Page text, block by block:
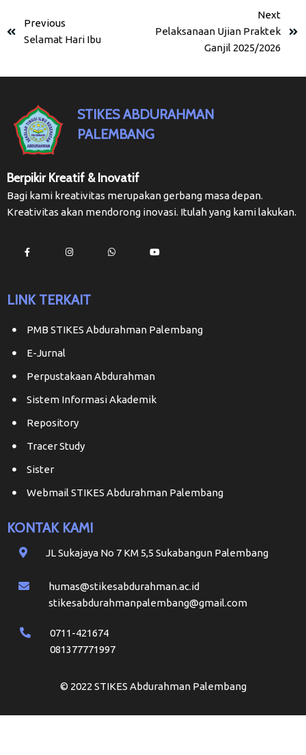
Previous
Selamat Hari Ibu
Next
Pelaksanaan Ujian Praktek
Ganjil 2025/2026
STIKES ABDURAHMAN
PALEMBANG
Berpikir Kreatif & Inovatif
Bagi kami kreativitas merupakan gerbang masa depan.
Kreativitas akan mendorong inovasi. Itulah yang kami lakukan.
LINK TERKAIT
PMB STIKES Abdurahman Palembang
E-Jurnal
Perpustakaan Abdurahman
Sistem Informasi Akademik
Repository
Tracer Study
Sister
Webmail STIKES Abdurahman Palembang
KONTAK KAMI
JL Sukajaya No 7 KM 5,5 Sukabangun Palembang
humas@stikesabdurahman.ac.id
stikesabdurahmanpalembang@gmail.com
0711-421674
081377771997
© 2022 STIKES Abdurahman Palembang